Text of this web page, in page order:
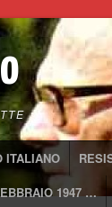
ITALIANO
1947 …